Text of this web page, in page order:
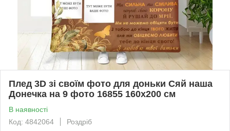
Плед 3D зі своїм фото для доньки Сяй наша
Донечка на 9 фото 16855 160х200 см
В наявності
Код: 4842064
Роздріб